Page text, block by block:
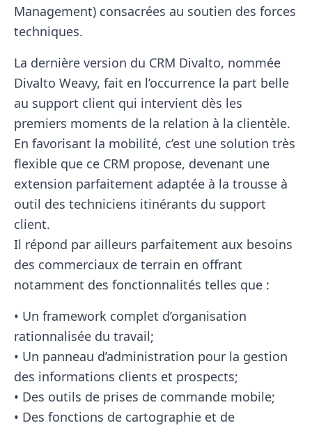
Management) consacrées au soutien des forces
techniques.
La dernière version du CRM Divalto, nommée
Divalto Weavy, fait en l’occurrence la part belle
au support client qui intervient dès les
premiers moments de la relation à la clientèle.
En favorisant la mobilité, c’est une solution très
flexible que ce CRM propose, devenant une
extension parfaitement adaptée à la trousse à
outil des techniciens itinérants du support
client.
Il répond par ailleurs parfaitement aux besoins
des commerciaux de terrain en offrant
notamment des fonctionnalités telles que :
• Un framework complet d’organisation
rationnalisée du travail;
• Un panneau d’administration pour la gestion
des informations clients et prospects;
• Des outils de prises de commande mobile;
• Des fonctions de cartographie et de